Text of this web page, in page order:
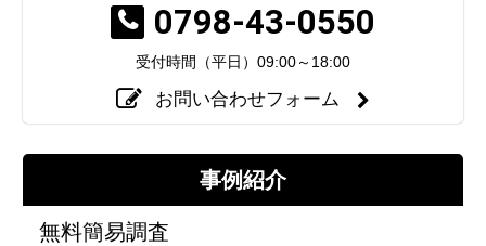
0798-43-0550
受付時間（平日） 09:00～18:00
お問い合わせフォーム
事例紹介
無料簡易調査